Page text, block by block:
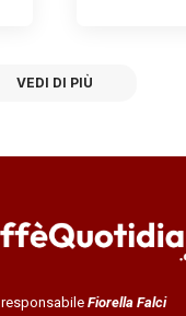
VEDI DI PIÙ
Fiorella Falci